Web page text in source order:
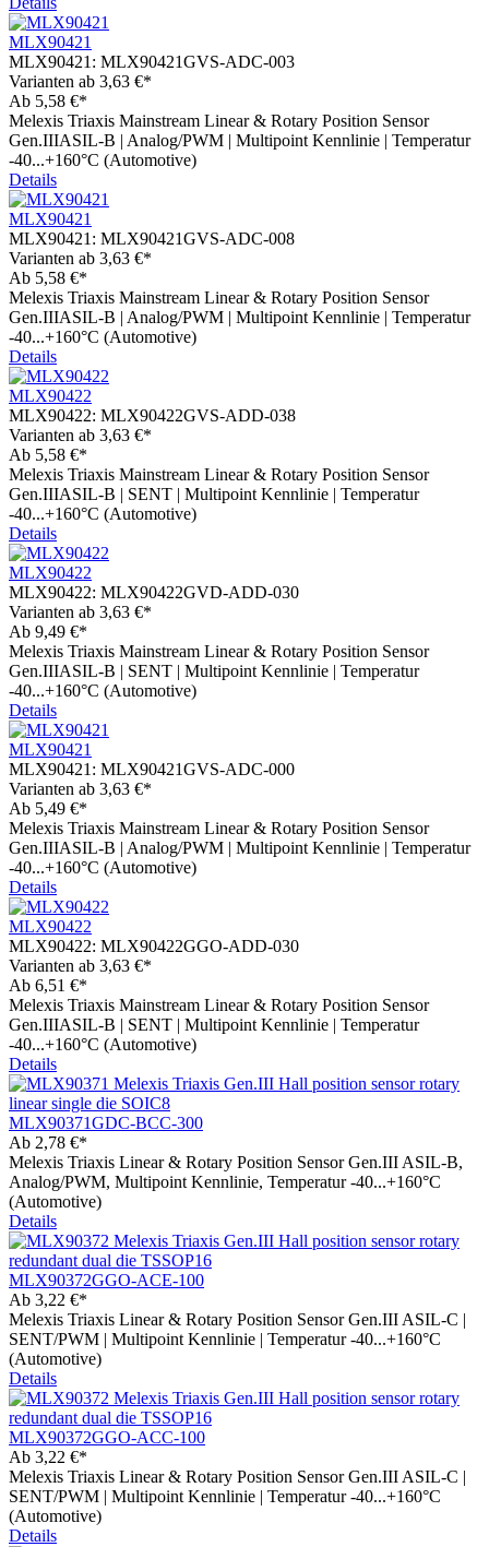
MLX90421
MLX90421: MLX90421GVS-ADC-003
Varianten ab 3,63 €*
Ab 5,58 €*
Melexis Triaxis Mainstream Linear & Rotary Position Sensor
Gen.IIIASIL-B | Analog/PWM | Multipoint Kennlinie | Temperatur
-40...+160°C (Automotive)
Details
MLX90421
MLX90421: MLX90421GVS-ADC-008
Varianten ab 3,63 €*
Ab 5,58 €*
Melexis Triaxis Mainstream Linear & Rotary Position Sensor
Gen.IIIASIL-B | Analog/PWM | Multipoint Kennlinie | Temperatur
-40...+160°C (Automotive)
Details
MLX90422
MLX90422: MLX90422GVS-ADD-038
Varianten ab 3,63 €*
Ab 5,58 €*
Melexis Triaxis Mainstream Linear & Rotary Position Sensor
Gen.IIIASIL-B | SENT | Multipoint Kennlinie | Temperatur
-40...+160°C (Automotive)
Details
MLX90422
MLX90422: MLX90422GVD-ADD-030
Varianten ab 3,63 €*
Ab 9,49 €*
Melexis Triaxis Mainstream Linear & Rotary Position Sensor
Gen.IIIASIL-B | SENT | Multipoint Kennlinie | Temperatur
-40...+160°C (Automotive)
Details
MLX90421
MLX90421: MLX90421GVS-ADC-000
Varianten ab 3,63 €*
Ab 5,49 €*
Melexis Triaxis Mainstream Linear & Rotary Position Sensor
Gen.IIIASIL-B | Analog/PWM | Multipoint Kennlinie | Temperatur
-40...+160°C (Automotive)
Details
MLX90422
MLX90422: MLX90422GGO-ADD-030
Varianten ab 3,63 €*
Ab 6,51 €*
Melexis Triaxis Mainstream Linear & Rotary Position Sensor
Gen.IIIASIL-B | SENT | Multipoint Kennlinie | Temperatur
-40...+160°C (Automotive)
Details
MLX90371GDC-BCC-300
Ab 2,78 €*
Melexis Triaxis Linear & Rotary Position Sensor Gen.III ASIL-B,
Analog/PWM, Multipoint Kennlinie, Temperatur -40...+160°C
(Automotive)
Details
MLX90372GGO-ACE-100
Ab 3,22 €*
Melexis Triaxis Linear & Rotary Position Sensor Gen.III ASIL-C |
SENT/PWM | Multipoint Kennlinie | Temperatur -40...+160°C
(Automotive)
Details
MLX90372GGO-ACC-100
Ab 3,22 €*
Melexis Triaxis Linear & Rotary Position Sensor Gen.III ASIL-C |
SENT/PWM | Multipoint Kennlinie | Temperatur -40...+160°C
(Automotive)
Details